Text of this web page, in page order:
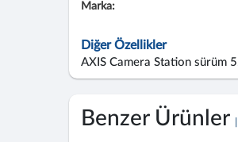
Marka:
Diğer Özellikler
AXIS Camera Station sürüm
Benzer Ürünler